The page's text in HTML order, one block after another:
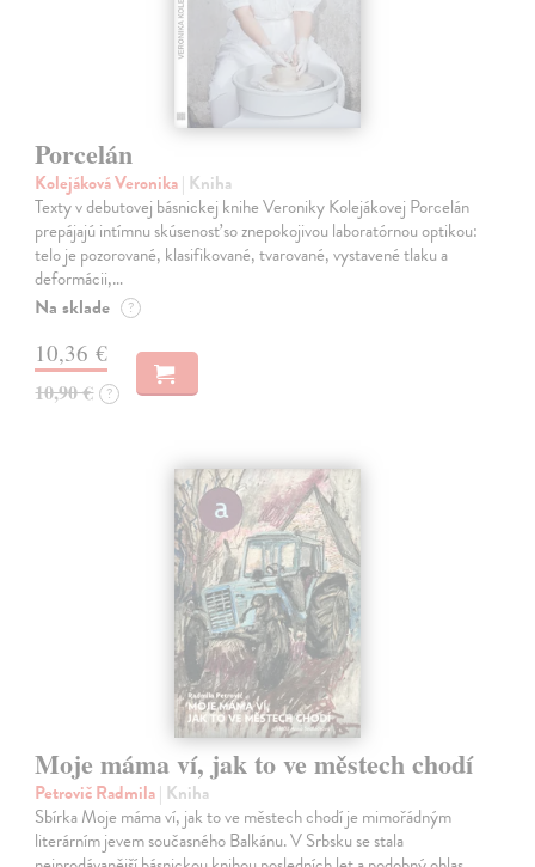
Porcelán
Kolejáková Veronika| Kniha
Texty v debutovej básnickej knihe Veroniky Kolejákovej Porcelán
prepájajú intímnu skúsenosť so znepokojivou laboratórnou optikou:
telo je pozorované, klasifikované, tvarované, vystavené tlaku a
deformácii,…
Na sklade ?
10,36 €
10,90 € ?
Moje máma ví, jak to ve městech chodí
Petrovič Radmila| Kniha
Sbírka Moje máma ví, jak to ve městech chodí je mimořádným
literárním jevem současného Balkánu. V Srbsku se stala